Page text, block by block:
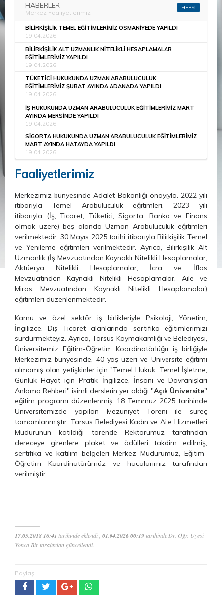
HABERLER
Merkez Faaliyetlerimiz
HEPSİ
BİLİRKİŞİLİK TEMEL EĞİTİMLERİMİZ OSMANİYEDE YAPILDI
19.04.2026
BİLİRKİŞİLİK ALT UZMANLIK NİTELİKLİ HESAPLAMALAR
EĞİTİMLERİMİZ YAPILDI
19.04.2026
TÜKETİCİ HUKUKUNDA UZMAN ARABULUCULUK
EĞİTİMLERİMİZ ŞUBAT AYINDA ADANADA YAPILDI
19.04.2026
İŞ HUKUKUNDA UZMAN ARABULUCULUK EĞİTİMLERİMİZ MART
AYINDA MERSİNDE YAPILDI
19.04.2026
SİGORTA HUKUKUNDA UZMAN ARABULUCULUK EĞİTİMLERİMİZ
MART AYINDA HATAYDA YAPILDI
19.04.2026
Faaliyetlerimiz
Merkezimiz bünyesinde Adalet Bakanlığı onayıyla, 2022 yılı
itibarıyla Temel Arabuluculuk eğitimleri, 2023 yılı
itibarıyla (İş, Ticaret, Tüketici, Sigorta, Banka ve Finans
olmak üzere) beş alanda Uzman Arabuluculuk eğitimleri
verilmektedir. 30 Mayıs 2025 tarihi itibarıyla Bilirkişilik Temel
ve Yenileme eğitimleri verilmektedir. Ayrıca, Bilirkişilik Alt
Uzmanlık (İş Mevzuatından Kaynaklı Nitelikli Hesaplamalar,
Aktüerya Nitelikli Hesaplamalar, İcra ve İflas
Mevzuatından Kaynaklı Nitelikli Hesaplamalar, Aile ve
Miras Mevzuatından Kaynaklı Nitelikli Hesaplamalar)
eğitimleri düzenlenmektedir.
Kamu ve özel sektör iş birlikleriyle Psikoloji, Yönetim,
İngilizce, Dış Ticaret alanlarında sertifika eğitimlerimizi
sürdürmekteyiz. Ayrıca, Tarsus Kaymakamlığı ve Belediyesi,
Üniversitemiz Eğitim-Öğretim Koordinatörlüğü iş birliğiyle
Merkezimiz bünyesinde, 40 yaş üzeri ve Üniversite eğitimi
almamış olan yetişkinler için "Temel Hukuk, Temel İşletme,
Günlük Hayat için Pratik İngilizce, İnsanı ve Davranışları
Anlama Rehberi" isimli derslerin yer aldığı "Açık Üniversite"
eğitim programı düzenlenmiş, 18 Temmuz 2025 tarihinde
Üniversitemizde yapılan Mezuniyet Töreni ile süreç
tamamlanmıştır. Tarsus Belediyesi Kadın ve Aile Hizmetleri
Müdürünün katıldığı törende Rektörümüz tarafından
dereceye girenlere plaket ve ödülleri takdim edilmiş,
sertifika ve katılım belgeleri Merkez Müdürümüz, Eğitim-
Öğretim Koordinatörümüz ve hocalarımız tarafından
verilmiştir.
17.05.2018 16:41 tarihinde eklendi , 01.04.2026 00:19tarihinde Dr. Öğr. Üyesi
Yonca Bir tarafından güncellendi.
Paylaş